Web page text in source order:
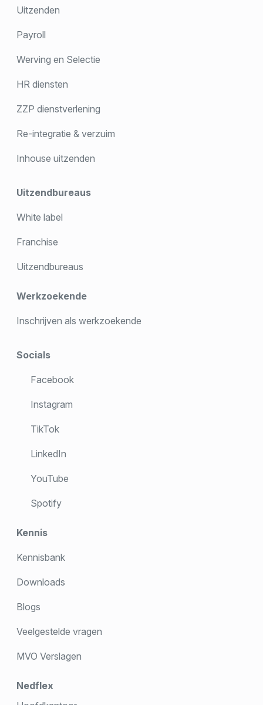
Uitzenden
Payroll
Werving en Selectie
HR diensten
ZZP dienstverlening
Re-integratie & verzuim
Inhouse uitzenden
Uitzendbureaus
White label
Franchise
Uitzendbureaus
Werkzoekende
Inschrijven als werkzoekende
Socials
Facebook
Instagram
TikTok
LinkedIn
YouTube
Spotify
Kennis
Kennisbank
Downloads
Blogs
Veelgestelde vragen
MVO Verslagen
Nedflex